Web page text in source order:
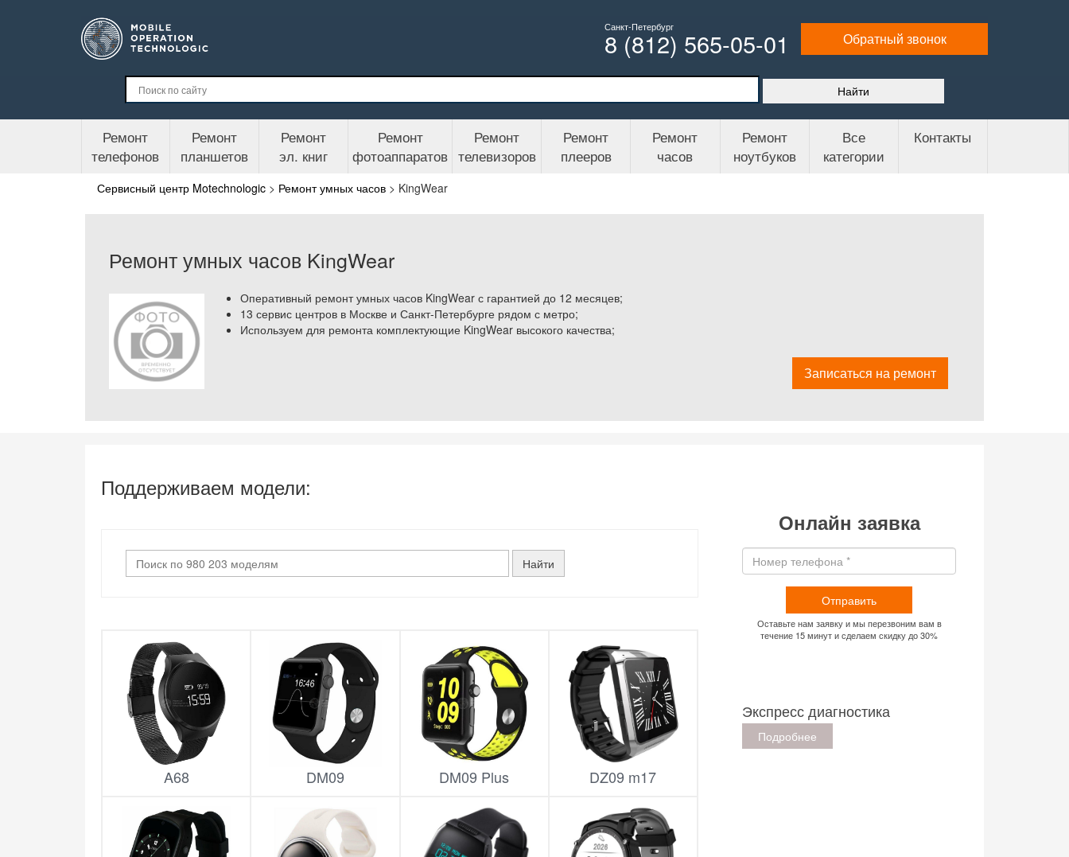
Санкт-Петербург
8 (812) 565-05-01 Обратный звонок
Ремонт
телефонов
Ремонт
планшетов
Ремонт
эл. книг
Ремонт
фотоаппаратов
Ремонт
телевизоров
Ремонт
плееров
Ремонт
часов
Ремонт
ноутбуков
Все
категории
Контакты
Сервисный центр Motechnologic > Ремонт умных часов > KingWear
Ремонт умных часов KingWear
Оперативный ремонт умных часов KingWear с гарантией до 12 месяцев;
13 сервис центров в Москве и Санкт-Петербурге рядом с метро;
Используем для ремонта комплектующие KingWear высокого качества;
Записаться на ремонт
Поддерживаем модели:
A68 DM09 DM09 Plus DZ09 m17
Онлайн заявка
Отправить
Оставьте нам заявку и мы перезвоним вам в
течение 15 минут и сделаем скидку до 30%
Экспресс диагностика
Подробнее